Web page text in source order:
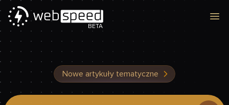
BETA
Nowe artykuły tematyczne
Podaj domenę, by sprawdzić, czy Twoja strona jest szybka